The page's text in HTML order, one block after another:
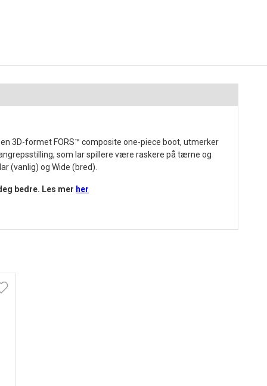
3D-formet FORS™ composite one-piece boot, utmerker
som lar spillere være raskere på tærne og
(vanlig) og Wide (bred).
bedre. Les mer her